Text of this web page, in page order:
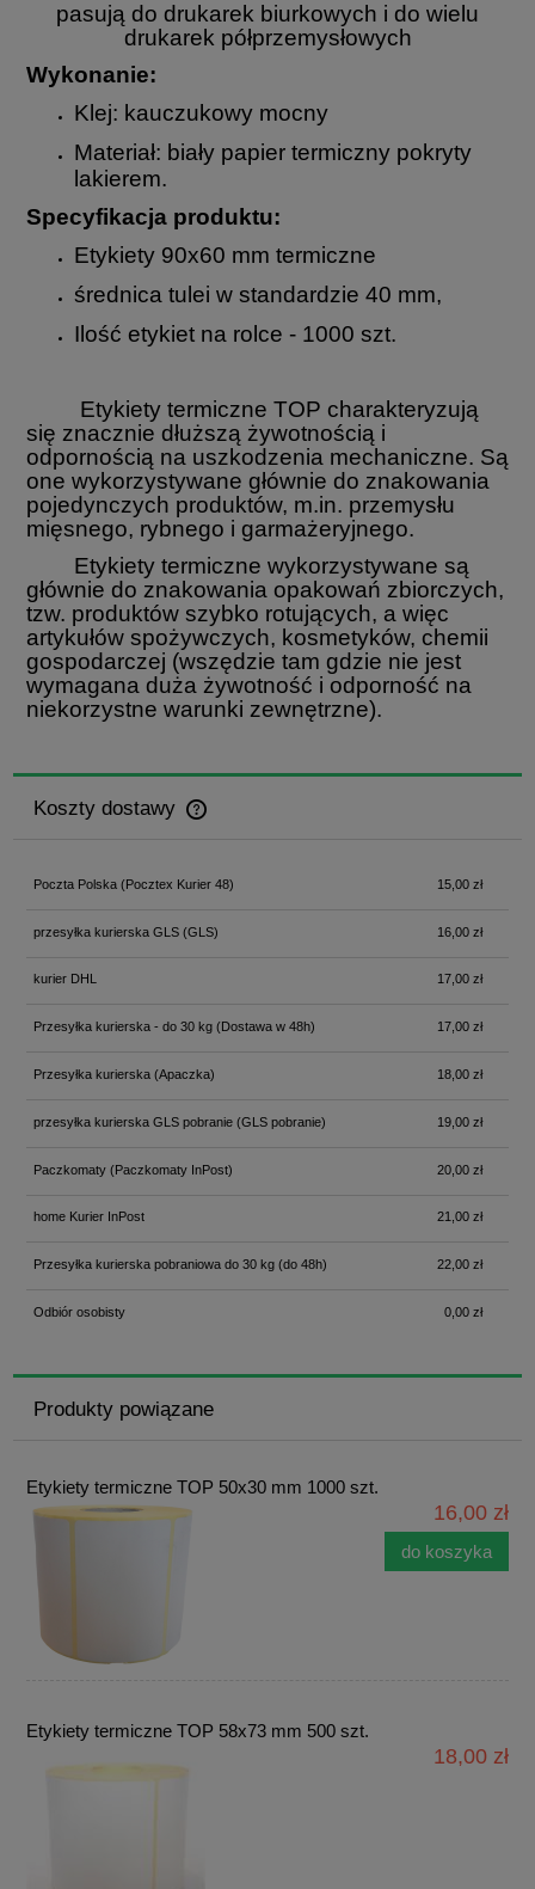
pasują do drukarek biurkowych i do wielu
drukarek półprzemysłowych
Wykonanie:
Klej: kauczukowy mocny
Materiał: biały papier termiczny pokryty
lakierem.
Specyfikacja produktu:
Etykiety 90x60 mm termiczne
średnica tulei w standardzie 40 mm,
Ilość etykiet na rolce - 1000 szt.
Etykiety termiczne TOP charakteryzują
się znacznie dłuższą żywotnością i
odpornością na uszkodzenia mechaniczne. Są
one wykorzystywane głównie do znakowania
pojedynczych produktów, m.in. przemysłu
mięsnego, rybnego i garmażeryjnego.
Etykiety termiczne wykorzystywane są
głównie do znakowania opakowań zbiorczych,
tzw. produktów szybko rotujących, a więc
artykułów spożywczych, kosmetyków, chemii
gospodarczej (wszędzie tam gdzie nie jest
wymagana duża żywotność i odporność na
niekorzystne warunki zewnętrzne).
Koszty dostawy
Cena nie zawiera ewentualnych kosztów płatności
Poczta Polska(Pocztex Kurier 48) 15,00 zł
przesyłka kurierska GLS(GLS) 16,00 zł
kurier DHL 17,00 zł
Przesyłka kurierska - do 30 kg(Dostawa w 48h) 17,00 zł
Przesyłka kurierska (Apaczka) 18,00 zł
przesyłka kurierska GLS pobranie(GLS pobranie) 19,00 zł
Paczkomaty(Paczkomaty InPost) 20,00 zł
home Kurier InPost 21,00 zł
Przesyłka kurierska pobraniowa do 30 kg(do 48h) 22,00 zł
Odbiór osobisty 0,00 zł
Produkty powiązane
Etykiety termiczne TOP 50x30 mm 1000 szt.
16,00 zł
do koszyka
Etykiety termiczne TOP 58x73 mm 500 szt.
18,00 zł